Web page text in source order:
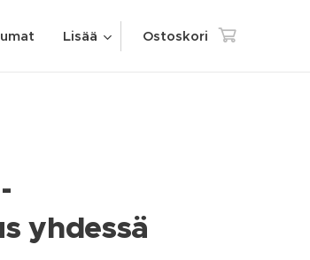
Lisää Ostoskori
yhdessä